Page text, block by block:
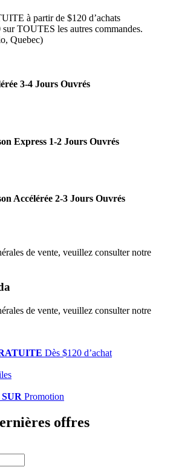
à partir de $120 d’achats
TOUTES les autres commandes.
Quebec)
3-4 Jours Ouvrés
Express 1-2 Jours Ouvrés
Accélérée 2-3 Jours Ouvrés
de vente, veuillez consulter notre
de vente, veuillez consulter notre
Dès $120 d’achat
Promotion
offres